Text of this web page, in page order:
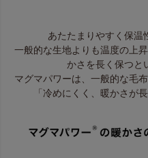
あたたまりやすく保温
一般的な生地よりも温度の上
かさを長く保つと
マグマパワーは、一般的な毛
「冷めにくく、暖かさが